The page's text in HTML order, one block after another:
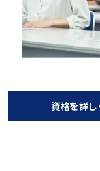
資格を詳し